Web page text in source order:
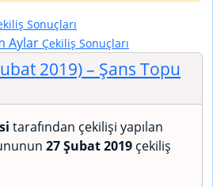
Sonuçları
Aylar Çekiliş Sonuçları
2019)– Şans Topu
tarafından çekilişi yapılan
27 Şubat 2019 çekiliş